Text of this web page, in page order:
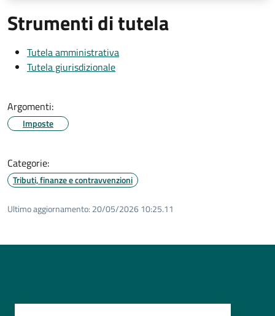
Strumenti di tutela
Tutela amministrativa
Tutela giurisdizionale
Argomenti:
Imposte
Categorie:
Tributi, finanze e contravvenzioni
Ultimo aggiornamento: 20/05/2026 10:25.11